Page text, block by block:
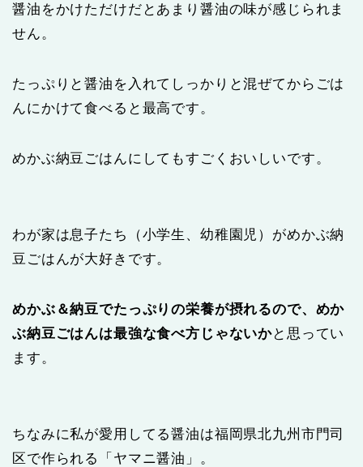
醤油をかけただけだとあまり醤油の味が感じられま
せん。
たっぷりと醤油を入れてしっかりと混ぜてからごは
んにかけて食べると最高です。
めかぶ納豆ごはんにしてもすごくおいしいです。
わが家は息子たち（小学生、幼稚園児）がめかぶ納
豆ごはんが大好きです。
めかぶ＆納豆でたっぷりの栄養が摂れるので、めか
ぶ納豆ごはんは最強な食べ方じゃないかと思ってい
ます。
ちなみに私が愛用してる醤油は福岡県北九州市門司
区で作られる「ヤマニ醤油」。